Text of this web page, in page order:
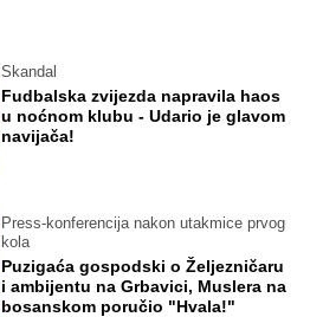
Skandal
Fudbalska zvijezda napravila haos
u noćnom klubu - Udario je glavom
navijača!
Press-konferencija nakon utakmice prvog
kola
Puzigaća gospodski o Željezničaru
i ambijentu na Grbavici, Muslera na
bosanskom poručio "Hvala!"